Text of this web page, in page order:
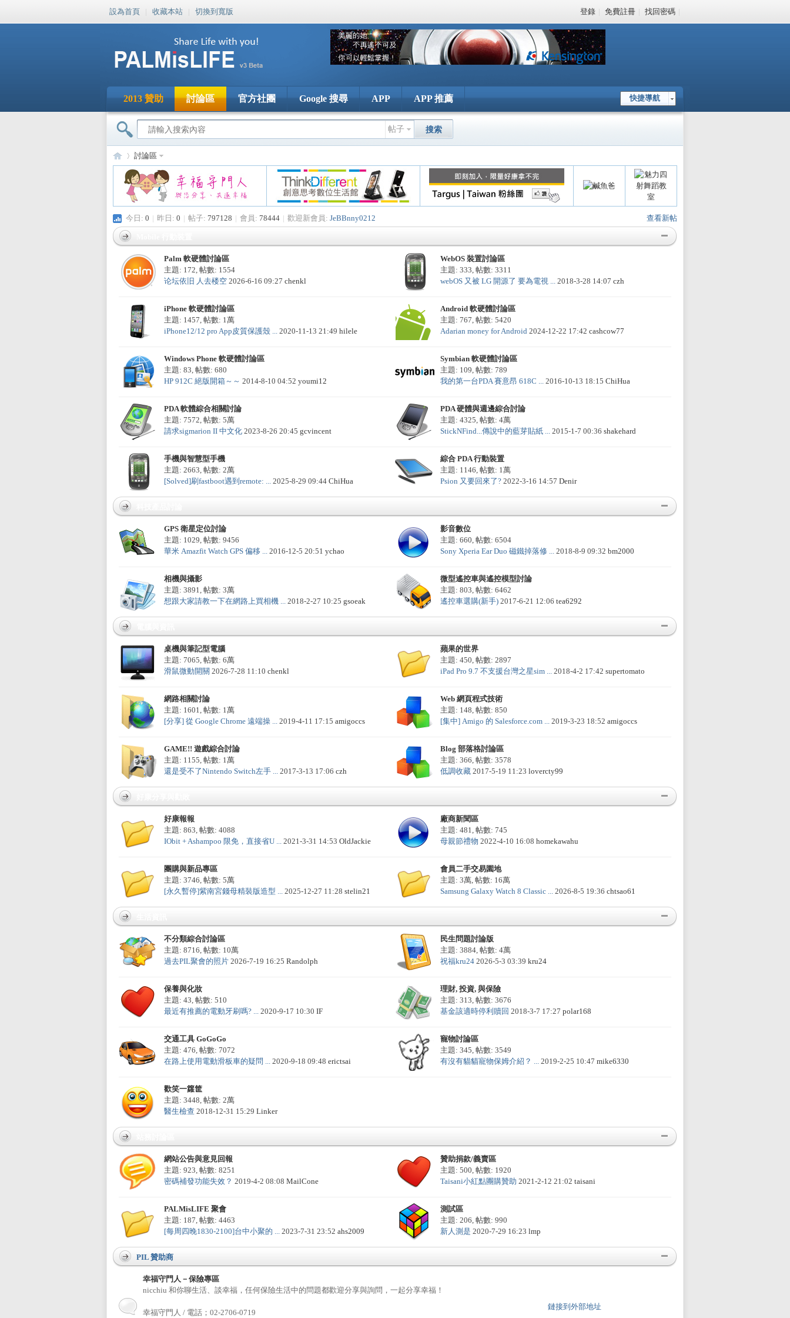
設為首頁 | 收藏本站 | 切換到寬版 登錄 | 免費註冊 | 找回密碼 |
快捷導航
2013 贊助 討論區 官方社團 Google 搜尋 APP APP 推薦
帖子 搜索
PA
E
討
區
»
討論區
今日: 0 | 昨日: 0 | 帖子: 797128 | 會員: 78444 | 歡迎新會員: JeBBnny0212 查看新帖
Palm 軟硬體討論區
主題: 172, 帖數: 1554
论坛依旧 人去楼空 2026-6-16 09:27 chenkl
WebOS 裝置討論區
主題: 333, 帖數: 3311
webOS 又被 LG 開源了 要為電視 ... 2018-3-28 14:07 czh
iPhone 軟硬體討論區
主題: 1457, 帖數: 1萬
iPhone12/12 pro App皮質保護殼 ... 2020-11-13 21:49 hilele
Android 軟硬體討論區
主題: 767, 帖數: 5420
Adarian money for Android 2024-12-22 17:42 cashcow77
Windows Phone 軟硬體討論區
主題: 83, 帖數: 680
HP 912C 絕版開箱～～ 2014-8-10 04:52 youmi12
Symbian 軟硬體討論區
主題: 109, 帖數: 789
我的第一台PDA 賽意昂 618C ... 2016-10-13 18:15 ChiHua
PDA 軟體綜合相關討論
主題: 7572, 帖數: 5萬
請求sigmarion II 中文化 2023-8-26 20:45 gcvincent
PDA 硬體與週邊綜合討論
主題: 4325, 帖數: 4萬
StickNFind...傳說中的藍芽貼紙 ... 2015-1-7 00:36 shakehard
手機與智慧型手機
主題: 2663, 帖數: 2萬
[Solved]刷fastboot遇到remote: ... 2025-8-29 09:44 ChiHua
綜合 PDA 行動裝置
主題: 1146, 帖數: 1萬
Psion 又要回來了? 2022-3-16 14:57 Denir
GPS 衛星定位討論
主題: 1029, 帖數: 9456
華米 Amazfit Watch GPS 偏移 ... 2016-12-5 20:51 ychao
影音數位
主題: 660, 帖數: 6504
Sony Xperia Ear Duo 磁鐵掉落修 ... 2018-8-9 09:32 bm2000
相機與攝影
主題: 3891, 帖數: 3萬
想跟大家請教一下在網路上買相機 ... 2018-2-27 10:25 gsoeak
微型遙控車與遙控模型討論
主題: 803, 帖數: 6462
遙控車選購(新手) 2017-6-21 12:06 tea6292
桌機與筆記型電腦
主題: 7065, 帖數: 6萬
滑鼠微動開關 2026-7-28 11:10 chenkl
蘋果的世界
主題: 450, 帖數: 2897
iPad Pro 9.7 不支援台灣之星sim ... 2018-4-2 17:42 supertomato
網路相關討論
主題: 1601, 帖數: 1萬
[分享] 從 Google Chrome 遠端操 ... 2019-4-11 17:15 amigoccs
Web 網頁程式技術
主題: 148, 帖數: 850
[集中] Amigo 的 Salesforce.com ... 2019-3-23 18:52 amigoccs
GAME!! 遊戲綜合討論
主題: 1155, 帖數: 1萬
還是受不了Nintendo Switch左手 ... 2017-3-13 17:06 czh
Blog 部落格討論區
主題: 366, 帖數: 3578
低調收藏 2017-5-19 11:23 lovercty99
好康報報
主題: 863, 帖數: 4088
IObit + Ashampoo 限免，直接省U ... 2021-3-31 14:53 OldJackie
廠商新聞區
主題: 481, 帖數: 745
母親節禮物 2022-4-10 16:08 homekawahu
團購與新品專區
主題: 3746, 帖數: 5萬
[永久暫停]紫南宮錢母精裝版造型 ... 2025-12-27 11:28 stelin21
會員二手交易園地
主題: 3萬, 帖數: 16萬
Samsung Galaxy Watch 8 Classic ... 2026-8-5 19:36 chtsao61
不分類綜合討論區
主題: 8716, 帖數: 10萬
過去PIL聚會的照片 2026-7-19 16:25 Randolph
民生問題討論版
主題: 3884, 帖數: 4萬
祝福kru24 2026-5-3 03:39 kru24
保養與化妝
主題: 43, 帖數: 510
最近有推薦的電動牙刷嗎? ... 2020-9-17 10:30 IF
理財, 投資, 與保險
主題: 313, 帖數: 3676
基金該適時停利贖回 2018-3-7 17:27 polar168
交通工具 GoGoGo
主題: 476, 帖數: 7072
在路上使用電動滑板車的疑問 ... 2020-9-18 09:48 erictsai
寵物討論區
主題: 345, 帖數: 3549
有沒有貓貓寵物保姆介紹？ ... 2019-2-25 10:47 mike6330
歡笑一籮筐
主題: 3448, 帖數: 2萬
醫生檢查 2018-12-31 15:29 Linker
網站公告與意見回報
主題: 923, 帖數: 8251
密碼補發功能失效？ 2019-4-2 08:08 MailCone
贊助捐款/義賣區
主題: 500, 帖數: 1920
Taisani小紅點團購贊助 2021-2-12 21:02 taisani
PALMisLIFE 聚會
主題: 187, 帖數: 4463
[每周四晚1830-2100]台中小聚的 ... 2023-7-31 23:52 ahs2009
測試區
主題: 206, 帖數: 990
新人測是 2020-7-29 16:23 lmp
PIL 贊助商
幸福守門人－保險專區
nicchiu 和你聊生活、談幸福，任何保險生活中的問題都歡迎分享與詢問，一起分享幸福！
幸福守門人 / 電話；02-2706-0719
鏈接到外部地址